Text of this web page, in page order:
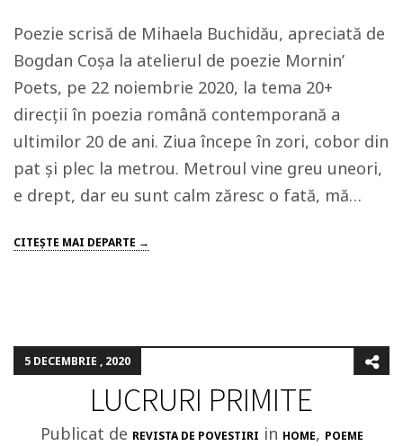
Poezie scrisă de Mihaela Buchidău, apreciată de
Bogdan Coșa la atelierul de poezie Mornin’
Poets, pe 22 noiembrie 2020, la tema 20+
direcții în poezia română contemporană a
ultimilor 20 de ani. Ziua începe în zori, cobor din
pat și plec la metrou. Metroul vine greu uneori,
e drept, dar eu sunt calm zăresc o fată, mă…
CITEŞTE MAI DEPARTE →
5 DECEMBRIE , 2020
LUCRURI PRIMITE
Publicat de REVISTA DE POVESTIRI in HOME, POEME